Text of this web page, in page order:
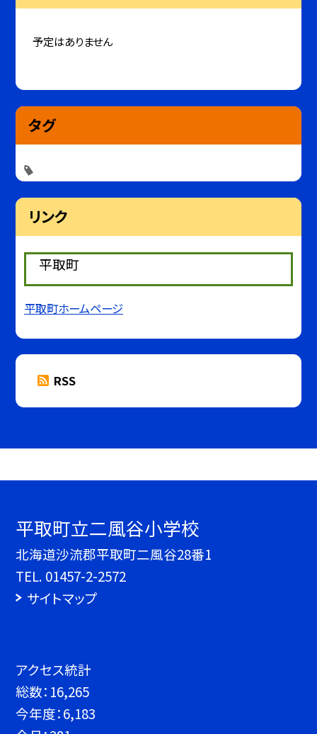
予定はありません
タグ
リンク
平取町
平取町ホームページ
RSS
平取町立二風谷小学校
北海道沙流郡平取町二風谷28番1
TEL. 01457-2-2572
サイトマップ
アクセス統計
総数： 16,265
今年度：6,183